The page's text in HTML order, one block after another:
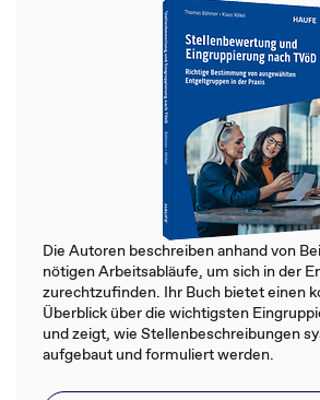
Die Autoren beschreiben anhand von
nötigen Arbeitsabläufe, um sich in der
zurechtzufinden. Ihr Buch bietet einen
Überblick über die wichtigsten
und zeigt, wie Stellenbeschreibungen
aufgebaut und formuliert werden.